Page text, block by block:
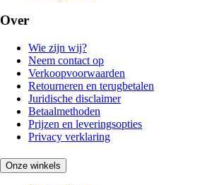
Over
Wie zijn wij?
Neem contact op
Verkoopvoorwaarden
Retourneren en terugbetalen
Juridische disclaimer
Betaalmethoden
Prijzen en leveringsopties
Privacy verklaring
Onze winkels